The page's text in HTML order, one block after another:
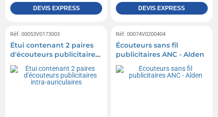
DEVIS EXPRESS DEVIS EXPRESS
Réf. 00053V0173003
Étui contenant 2 paires
d'écouteurs publicitaires
intra-auriculaires
Réf. 00074V0200404
Écouteurs sans fil
publicitaires ANC - Alden